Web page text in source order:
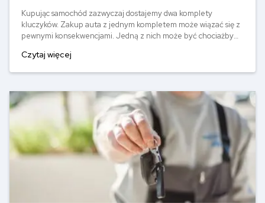
Kupując samochód zazwyczaj dostajemy dwa komplety
kluczyków. Zakup auta z jednym kompletem może wiązać się z
pewnymi konsekwencjami. Jedną z nich może być chociażby
zagubienie kluczyków. Jak radzić sobie w takiej sytuacji? Jak
Czytaj więcej